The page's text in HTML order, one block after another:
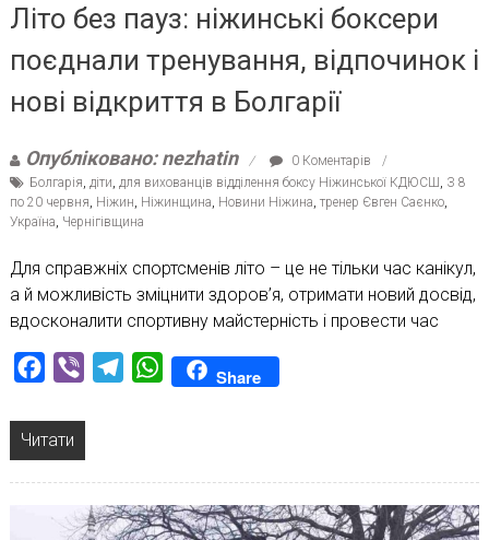
Літо без пауз: ніжинські боксери
поєднали тренування, відпочинок і
нові відкриття в Болгарії
Опубліковано: nezhatin
0 Коментарів
Болгарія діти для вихованців відділення боксу Ніжинської КДЮСШ З 8
по 20 червня Ніжин Ніжинщина Новини Ніжина тренер Євген Саєнко,
Україна Чернігівщина
Для справжніх спортсменів літо – це не тільки час канікул,
а й можливість зміцнити здоров’я, отримати новий досвід,
вдосконалити спортивну майстерність і провести час
Facebook
Viber TelegramWhatsAppShare
Читати